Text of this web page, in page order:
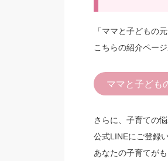
「ママと子どもの
こちらの紹介ペー
ママと子ども
さらに、子育ての
公式LINEにご登録
あなたの子育てが